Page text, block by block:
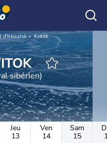
d'Irkoutsk Kvitok
KVITOK
sibérien)
Jeu
13
Ven
14
Sam
15